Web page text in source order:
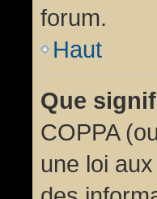
forum.
Haut
Que
COPPA
une loi